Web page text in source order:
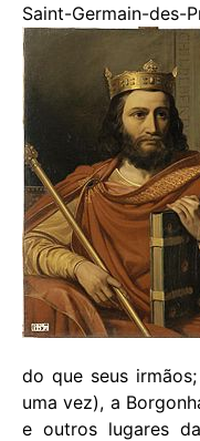
Saint-Germain-des-
do que seus
uma vez), a
e outros lugares